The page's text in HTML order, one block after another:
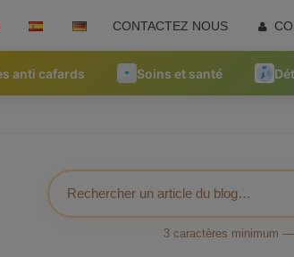
CONTACTEZ NOUS
anti cafards Soins et santé
3 caractères minimum